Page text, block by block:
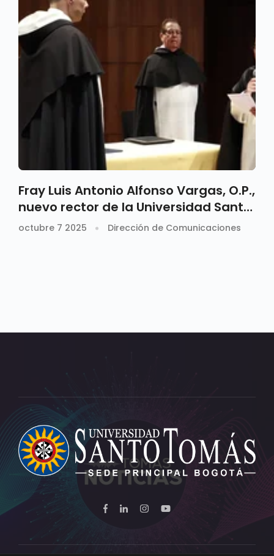
Fray Luis Antonio Alfonso Vargas, O.P.,
nuevo rector de la Universidad Santo
Tomás Seccional Villavicencio
octubre 7 2025 Dirección de Comunicaciones